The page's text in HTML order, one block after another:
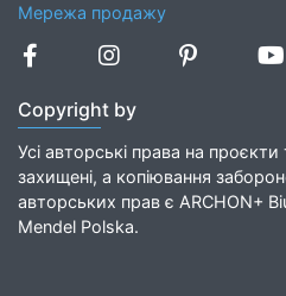
Мережа продажу
Copyright by
Усі авторські права на проєкти
захищені, а копіювання
авторських прав є ARCHON+
Mendel Polska.